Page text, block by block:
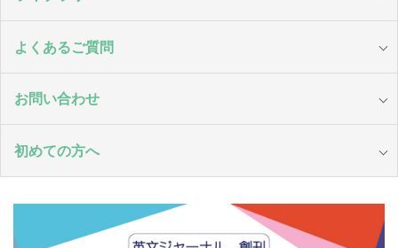
よくあるご質問
お問い合わせ
初めての方へ